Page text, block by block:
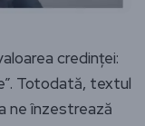
credinței:
Totodată, textul
ne înzestrează